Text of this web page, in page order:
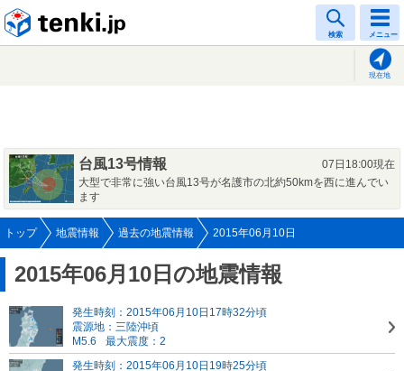
検索 メニュー
現在地
台風13号情報
07日18:00現在
大型で非常に強い台風13号が名護市の北約50kmを西に進んでい
ます
トップ 地震情報 過去の地震情報 2015年06月10日
2015年06月10日の地震情報
発生時刻：2015年06月10日17時32分頃
震源地：三陸沖頃
M5.6
最大震度：2
発生時刻：2015年06月10日19時25分頃